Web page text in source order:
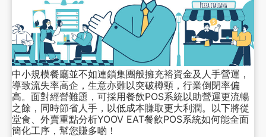
中小規模餐廳並不如連鎖集團般擁充裕資金及人手營運，
導致流失率高企，生意亦難以突破樽頸，行業倒閉率偏
高。面對經營難題，可採用餐飲POS系統以助營運更流暢
之餘，同時節省人手，以低成本賺取更大利潤。以下將從
堂食、外賣重點分析YOOV EAT餐飲POS系統如何能全面
簡化工序，幫您賺多啲！